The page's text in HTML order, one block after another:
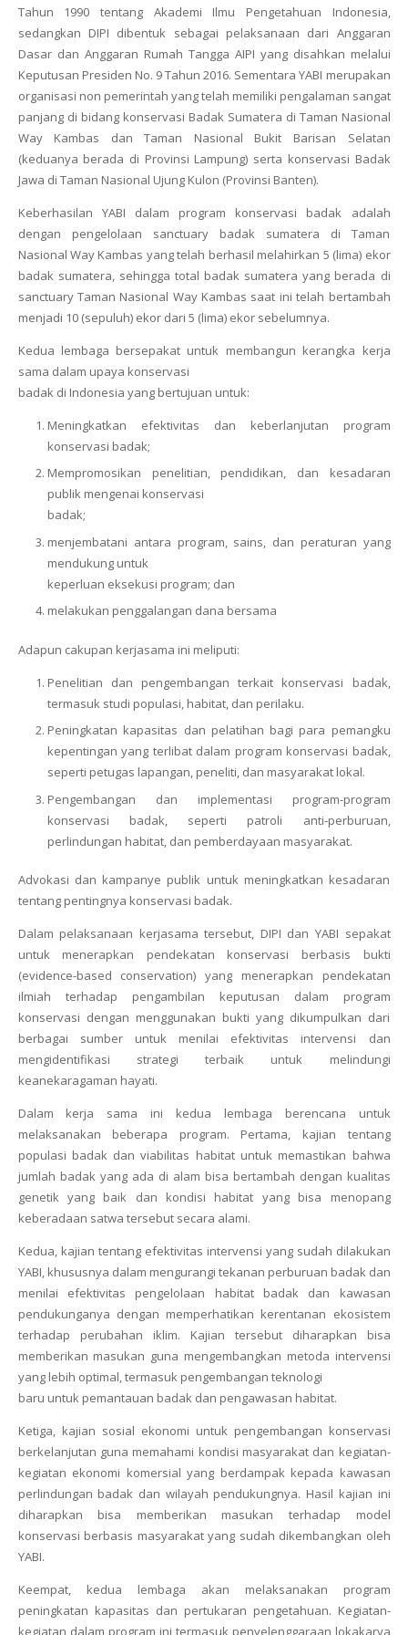
Tahun 1990 tentang Akademi Ilmu Pengetahuan Indonesia,
sedangkan DIPI dibentuk sebagai pelaksanaan dari Anggaran
Dasar dan Anggaran Rumah Tangga AIPI yang disahkan melalui
Keputusan Presiden No. 9 Tahun 2016. Sementara YABI merupakan
organisasi non pemerintah yang telah memiliki pengalaman sangat
panjang di bidang konservasi Badak Sumatera di Taman Nasional
Way Kambas dan Taman Nasional Bukit Barisan Selatan
(keduanya berada di Provinsi Lampung) serta konservasi Badak
Jawa di Taman Nasional Ujung Kulon (Provinsi Banten).
Keberhasilan YABI dalam program konservasi badak adalah
dengan pengelolaan sanctuary badak sumatera di Taman
Nasional Way Kambas yang telah berhasil melahirkan 5 (lima) ekor
badak sumatera, sehingga total badak sumatera yang berada di
sanctuary Taman Nasional Way Kambas saat ini telah bertambah
menjadi 10 (sepuluh) ekor dari 5 (lima) ekor sebelumnya.
Kedua lembaga bersepakat untuk membangun kerangka kerja
sama dalam upaya konservasi
badak di Indonesia yang bertujuan untuk:
Meningkatkan efektivitas dan keberlanjutan program
konservasi badak;
Mempromosikan penelitian, pendidikan, dan kesadaran
publik mengenai konservasi
badak;
menjembatani antara program, sains, dan peraturan yang
mendukung untuk
keperluan eksekusi program; dan
melakukan penggalangan dana bersama
Adapun cakupan kerjasama ini meliputi:
Penelitian dan pengembangan terkait konservasi badak,
termasuk studi populasi, habitat, dan perilaku.
Peningkatan kapasitas dan pelatihan bagi para pemangku
kepentingan yang terlibat dalam program konservasi badak,
seperti petugas lapangan, peneliti, dan masyarakat lokal.
Pengembangan dan implementasi program-program
konservasi badak, seperti patroli anti-perburuan,
perlindungan habitat, dan pemberdayaan masyarakat.
Advokasi dan kampanye publik untuk meningkatkan kesadaran
tentang pentingnya konservasi badak.
Dalam pelaksanaan kerjasama tersebut, DIPI dan YABI sepakat
untuk menerapkan pendekatan konservasi berbasis bukti
(evidence-based conservation) yang menerapkan pendekatan
ilmiah terhadap pengambilan keputusan dalam program
konservasi dengan menggunakan bukti yang dikumpulkan dari
berbagai sumber untuk menilai efektivitas intervensi dan
mengidentifikasi strategi terbaik untuk melindungi
keanekaragaman hayati.
Dalam kerja sama ini kedua lembaga berencana untuk
melaksanakan beberapa program. Pertama, kajian tentang
populasi badak dan viabilitas habitat untuk memastikan bahwa
jumlah badak yang ada di alam bisa bertambah dengan kualitas
genetik yang baik dan kondisi habitat yang bisa menopang
keberadaan satwa tersebut secara alami.
Kedua, kajian tentang efektivitas intervensi yang sudah dilakukan
YABI, khususnya dalam mengurangi tekanan perburuan badak dan
menilai efektivitas pengelolaan habitat badak dan kawasan
pendukunganya dengan memperhatikan kerentanan ekosistem
terhadap perubahan iklim. Kajian tersebut diharapkan bisa
memberikan masukan guna mengembangkan metoda intervensi
yang lebih optimal, termasuk pengembangan teknologi
baru untuk pemantauan badak dan pengawasan habitat.
Ketiga, kajian sosial ekonomi untuk pengembangan konservasi
berkelanjutan guna memahami kondisi masyarakat dan kegiatan-
kegiatan ekonomi komersial yang berdampak kepada kawasan
perlindungan badak dan wilayah pendukungnya. Hasil kajian ini
diharapkan bisa memberikan masukan terhadap model
konservasi berbasis masyarakat yang sudah dikembangkan oleh
YABI.
Keempat, kedua lembaga akan melaksanakan program
peningkatan kapasitas dan pertukaran pengetahuan. Kegiatan-
kegiatan dalam program ini termasuk penyelenggaraan lokakarya